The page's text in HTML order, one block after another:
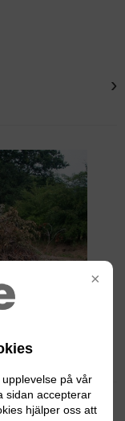
×
på vår
sidan accepterar
hjälper oss att
›
testet